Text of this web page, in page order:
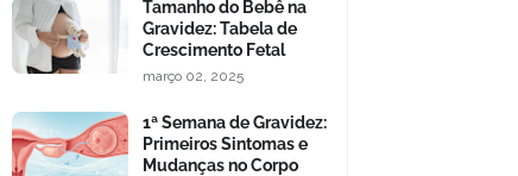
Tamanho do Bebê na
Gravidez: Tabela de
Crescimento Fetal
março 02, 2025
1ª Semana de Gravidez:
Primeiros Sintomas e
Mudanças no Corpo